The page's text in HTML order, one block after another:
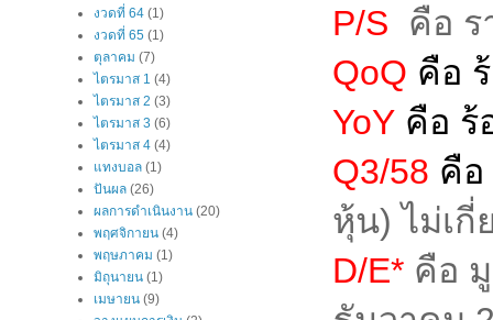
P/S คือ ร
QoQ คือ
YoY คือ ร้
Q3/58 คือ
หุ้น) ไม่เ
D/E* คือ
งวดที่ 64 (1)
งวดที่ 65 (1)
ตุลาคม (7)
ไตรมาส 1 (4)
ไตรมาส 2 (3)
ไตรมาส 3 (6)
ไตรมาส 4 (4)
แทงบอล (1)
ปันผล (26)
ผลการดำเนินงาน (20)
พฤศจิกายน (4)
พฤษภาคม (1)
มิถุนายน (1)
เมษายน (9)